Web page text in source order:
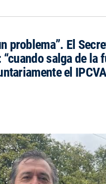
problema”. El
salga de la
el